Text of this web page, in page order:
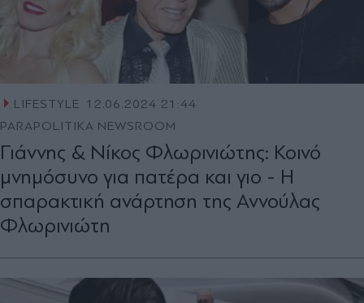
LIFESTYLE 12.06.2024 21:44
PARAPOLITIKA NEWSROOM
Γιάννης & Νίκος Φλωρινιώτης: Κοινό
μνημόσυνο για πατέρα και γιο - Η
σπαρακτική ανάρτηση της Αννούλας
Φλωρινιώτη